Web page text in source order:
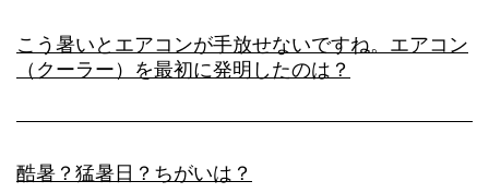
こう暑いとエアコンが手放せないですね。エアコン
（クーラー）を最初に発明したのは？
酷暑？猛暑日？ちがいは？